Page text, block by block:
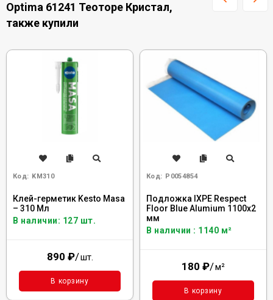
Optima 61241 Теоторе Кристал,
также купили
Код: KM310
Клей-герметик Kesto Masa
– 310 Мл
В наличии: 127 шт.
890 ₽/шт.
В корзину
Код: Р0054854
Подложка IXPE Respect
Floor Blue Alumium 1100х2
мм
В наличии : 1140 м²
180 ₽/м²
В корзину